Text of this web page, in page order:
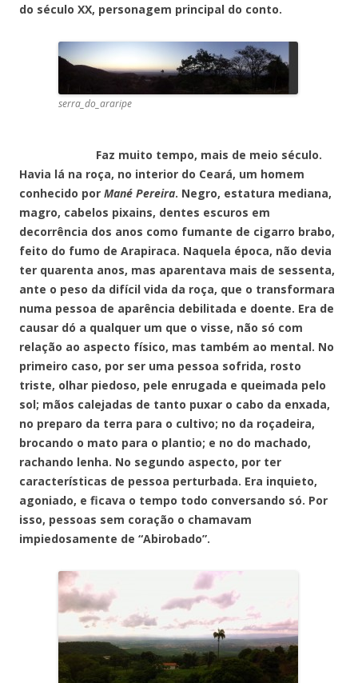
do século XX, personagem principal do conto.
serra_do_araripe
Faz muito tempo, mais de meio século.
Havia lá na roça, no interior do Ceará, um homem
conhecido por Mané Pereira. Negro, estatura mediana,
magro, cabelos pixains, dentes escuros em
decorrência dos anos como fumante de cigarro brabo,
feito do fumo de Arapiraca. Naquela época, não devia
ter quarenta anos, mas aparentava mais de sessenta,
ante o peso da difícil vida da roça, que o transformara
numa pessoa de aparência debilitada e doente. Era de
causar dó a qualquer um que o visse, não só com
relação ao aspecto físico, mas também ao mental. No
primeiro caso, por ser uma pessoa sofrida, rosto
triste, olhar piedoso, pele enrugada e queimada pelo
sol; mãos calejadas de tanto puxar o cabo da enxada,
no preparo da terra para o cultivo; no da roçadeira,
brocando o mato para o plantio; e no do machado,
rachando lenha. No segundo aspecto, por ter
características de pessoa perturbada. Era inquieto,
agoniado, e ficava o tempo todo conversando só. Por
isso, pessoas sem coração o chamavam
impiedosamente de “Abirobado”.